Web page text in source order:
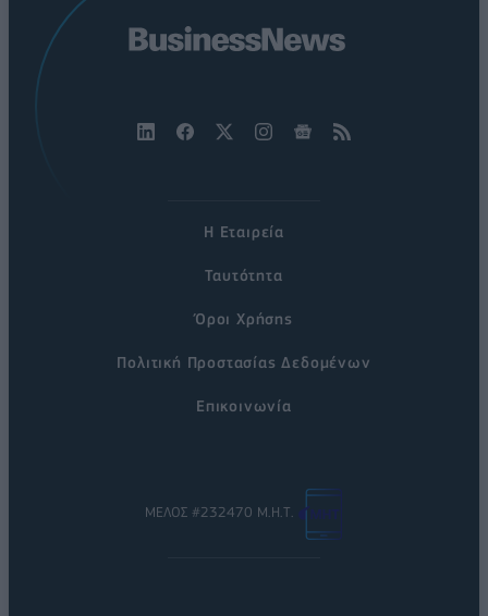
Η Εταιρεία
Ταυτότητα
Όροι Χρήσης
Πολιτική Προστασίας Δεδομένων
Επικοινωνία
ΜΕΛΟΣ #232470 Μ.Η.Τ.